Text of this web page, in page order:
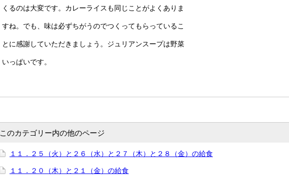
くるのは大変です。カレーライスも同じことがよくありま
すね。でも、味は必ずちがうのでつくってもらっているこ
とに感謝していただきましょう。ジュリアンスープは野菜
いっぱいです。
このカテゴリー内の他のページ
１１．２５（火）と２６（水）と２７（木）と２８（金）の給食
１１．２０（木）と２１（金）の給食